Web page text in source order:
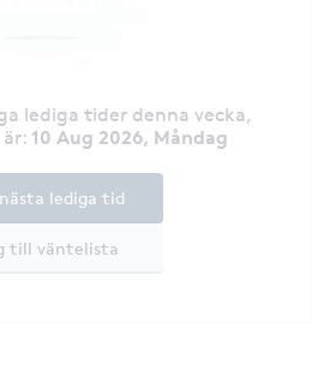
lediga tider denna vecka,
: 10 Aug 2026, Måndag
till väntelista
lediga tid